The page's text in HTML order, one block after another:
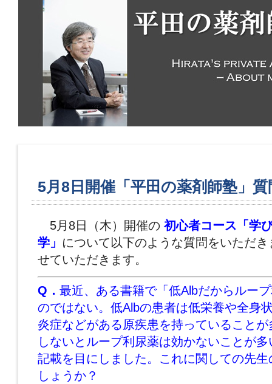
5月8日開催「平田の薬剤師塾」
5月8日（木）開催の 初心者コース「学
学」 について以下のような質問をいただ
せていただきます。
Q． 最近、ある書籍で「低Albだからルー
のではない。低Albの患者は低栄養や全身
炎症などがある原疾患を持っていること
しないとループ利尿薬は効かないことが
記載を目にしました。これに関しての先
しょうか？